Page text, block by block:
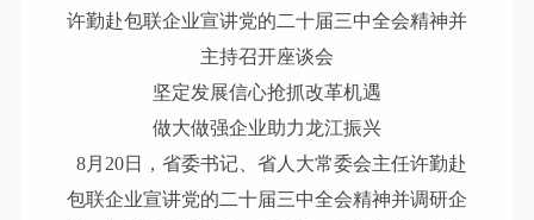
许勤赴包联企业宣讲党的二十届三中全会精神并
主持召开座谈会
坚定发展信心抢抓改革机遇
做大做强企业助力龙江振兴
8月20日，省委书记、省人大常委会主任许勤赴
包联企业宣讲党的二十届三中全会精神并调研企